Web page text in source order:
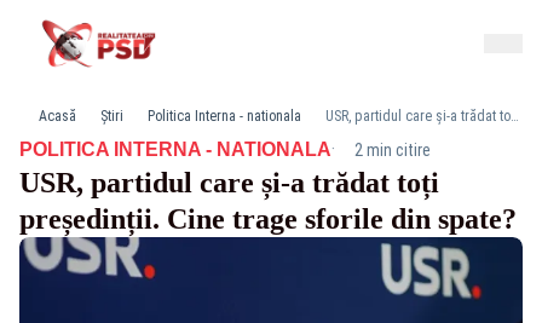
Acasă Știri Politica Interna - nationala USR, partidul care și-a trădat toți președinții. Cine trage sforile din spate?
POLITICA INTERNA - NATIONALA· 2 min citire
USR, partidul care și-a trădat toți
președinții. Cine trage sforile din spate?